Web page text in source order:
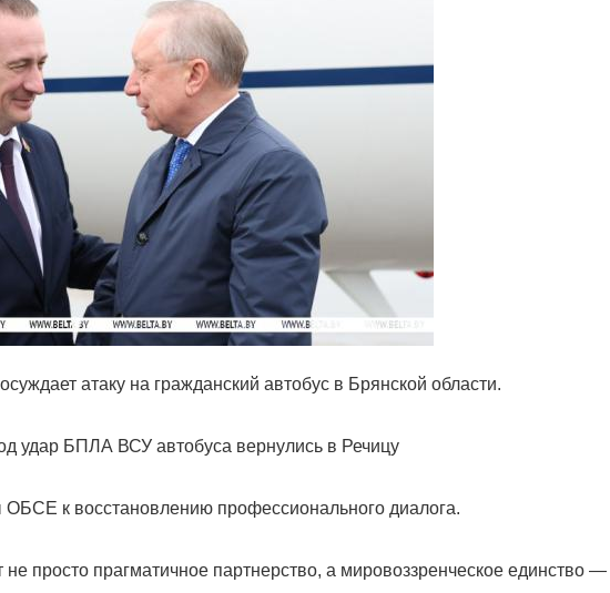
атаку на гражданский автобус в Брянской области.
удар БПЛА ВСУ автобуса вернулись в Речицу
ОБСЕ к восстановлению профессионального диалога.
не просто прагматичное партнерство, а мировоззренческое единство —